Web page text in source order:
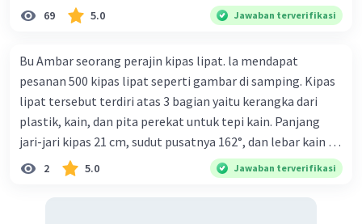
g{2}(x) = 3/2 x + 5
69 5.0 Jawaban terverifikasi
Bu Ambar seorang perajin kipas lipat. la mendapat
pesanan 500 kipas lipat seperti gambar di samping. Kipas
lipat tersebut terdiri atas 3 bagian yaitu kerangka dari
plastik, kain, dan pita perekat untuk tepi kain. Panjang
jari-jari kipas 21 cm, sudut pusatnya 162°, dan lebar kain 14
cm. Biaya kerangka dan tali sebesar Rp1.800,00 per buah,
kain sebesar Rp40.000,00/m², dan pita perekat
2 5.0 Jawaban terverifikasi